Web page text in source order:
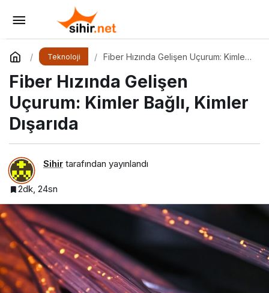
Teknoloji
Fiber Hızında Gelişen Uçurum: Kimler
Fiber Hızında Gelişen
Uçurum: Kimler Bağlı, Kimler
Dışarıda
Sihir tarafından yayınlandı
2dk, 24sn
Dijitalleşmenin Gölgesinde: Bilgi Açığı
Büyüyor mu?
Yorum Yap